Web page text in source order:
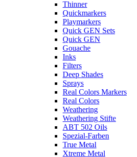
Thinner
Quickmarkers
Playmarkers
Quick GEN Sets
Quick GEN
Gouache
Inks
Filters
Deep Shades
Sprays
Real Colors Markers
Real Colors
Weathering
Weathering Stifte
ABT 502 Oils
Spezial-Farben
True Metal
Xtreme Metal